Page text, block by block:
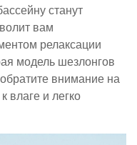
станут
вам
релаксации
модель шезлонгов
внимание на
влаге и легко